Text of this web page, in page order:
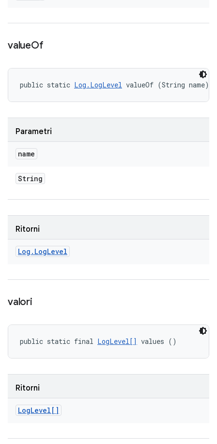
valueOf
public static Log.LogLevel valueOf (String name)
Parametri
name
String
Ritorni
Log . LogLevel
valori
public static final LogLevel[] values ()
Ritorni
LogLevel[]